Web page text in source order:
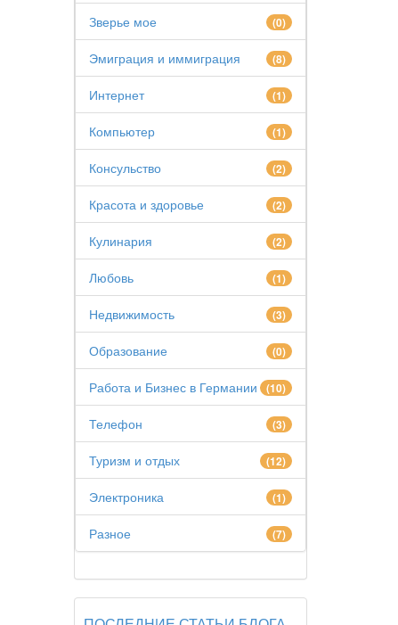
Зверье мое (0)
Эмиграция и иммиграция (8)
Интернет (1)
Компьютер (1)
Консульство (2)
Красота и здоровье (2)
Кулинария (2)
Любовь (1)
Недвижимость (3)
Образование (0)
Работа и Бизнес в Германии (10)
Телефон (3)
Туризм и отдых (12)
Электроника (1)
Разное (7)